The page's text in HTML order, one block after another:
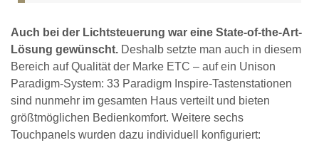
Auch bei der Lichtsteuerung war eine State-of-the-Art-
Lösung gewünscht. Deshalb setzte man auch in diesem
Bereich auf Qualität der Marke ETC – auf ein Unison
Paradigm-System: 33 Paradigm Inspire-Tastenstationen
sind nunmehr im gesamten Haus verteilt und bieten
größtmöglichen Bedienkomfort. Weitere sechs
Touchpanels wurden dazu individuell konfiguriert: